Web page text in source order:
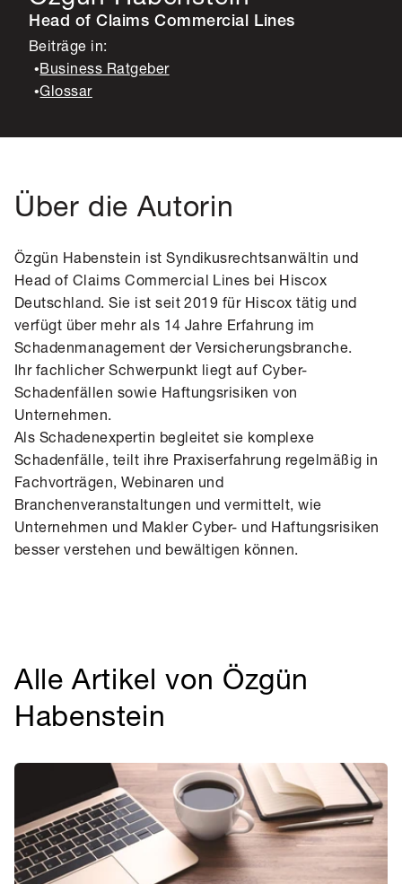
Head of Claims Commercial Lines
Beiträge in:
•Business Ratgeber
•Glossar
Über die Autorin
Özgün Habenstein ist Syndikusrechtsanwältin und
Head of Claims Commercial Lines bei Hiscox
Deutschland. Sie ist seit 2019 für Hiscox tätig und
verfügt über mehr als 14 Jahre Erfahrung im
Schadenmanagement der Versicherungsbranche.
Ihr fachlicher Schwerpunkt liegt auf Cyber-
Schadenfällen sowie Haftungsrisiken von
Unternehmen.
Als Schadenexpertin begleitet sie komplexe
Schadenfälle, teilt ihre Praxiserfahrung regelmäßig in
Fachvorträgen, Webinaren und
Branchenveranstaltungen und vermittelt, wie
Unternehmen und Makler Cyber- und Haftungsrisiken
besser verstehen und bewältigen können.
Alle Artikel von Özgün
Habenstein